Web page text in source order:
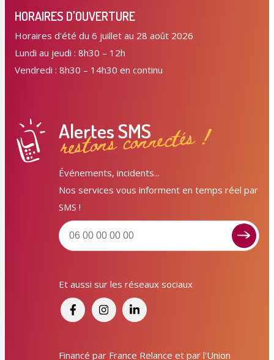
HORAIRES D'OUVERTURE
Horaires d'été du 6 juillet au 28 août 2026
Lundi au jeudi : 8h30 – 12h
Vendredi : 8h30 – 14h30 en continu
Alertes SMS
restons connectés !
Événements, incidents...
Nos services vous informent en temps réel par
SMS !
Et aussi sur les réseaux sociaux
Financé par France Relance et par l'Union
Signaler un dysfonctionnement ?
Cliquez ici pour interagir avec les services de votre